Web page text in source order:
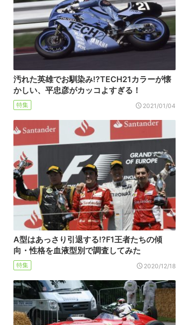
汚れた英雄でお馴染み!?TECH21カラーが懐
かしい、平忠彦がカッコよすぎる！
特集 2021/01/04
A型はあっさり引退する!?F1王者たちの傾
向・性格を血液型別で調査してみた
特集 2020/12/18